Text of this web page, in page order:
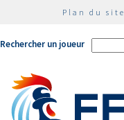
Plan du site
Rechercher un joueur